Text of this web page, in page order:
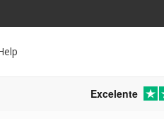
Excelente